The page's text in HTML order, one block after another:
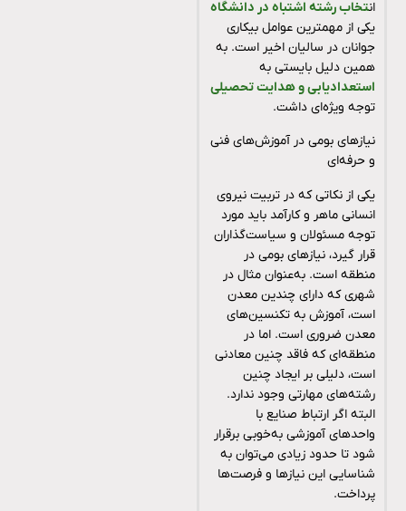
تخاب رشته اشتباه در دانشگاه
یکی از مهمترین عوامل بیکاری
جوانان در سالیان اخیر است. به
همین دلیل بایستی به
استعدادیابی و هدایت تحصیلی
توجه ویژه‌ای داشت.
نیازهای بومی در آموزش‌های فنی
و حرفه‌ای
یکی از نکاتی که در تربیت نیروی
انسانی ماهر و کارآمد باید مورد
توجه مسئولان و سیاست‌گذاران
قرار گیرد، نیازهای بومی در
منطقه است. به‌عنوان مثال در
شهری که دارای چندین معدن
است، آموزش به تکنسین‌های
معدن ضروری است. اما در
منطقه‌ای که فاقد چنین معادنی
است، دلیلی بر ایجاد چنین
رشته‌های مهارتی وجود ندارد.
البته اگر ارتباط صنایع با
واحدهای آموزشی به‌خوبی برقرار
شود تا حدود زیادی می‌توان به
شناسایی این نیازها و فرصت‌ها
پرداخت.